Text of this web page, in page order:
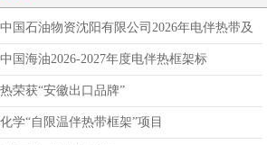
国石油物资沈阳有限公司2026年电伴热带及
国海油2026-2027年度电伴热框架标
荣获“安徽出口品牌”
学“自限温伴热带框架”项目